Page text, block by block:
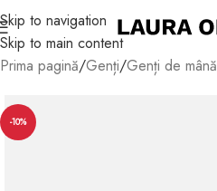
Skip to navigation
Skip to main content
Prima pagină/Genți/Genți de mână
-10%